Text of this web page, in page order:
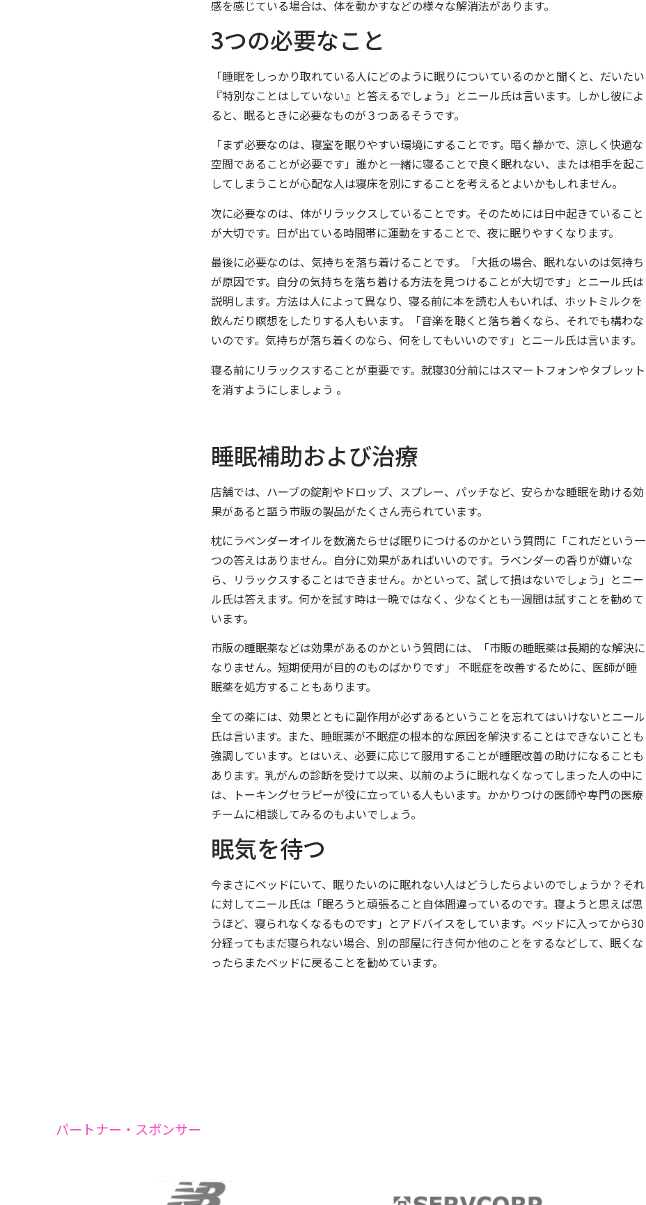
感を感じている場合は、体を動かすなどの様々な解消法があります。
3つの必要なこと
「睡眠をしっかり取れている人にどのように眠りについているのかと聞くと、だいたい
『特別なことはしていない』と答えるでしょう」とニール氏は言います。しかし彼によ
ると、眠るときに必要なものが３つあるそうです。
「まず必要なのは、寝室を眠りやすい環境にすることです。暗く静かで、涼しく快適な
空間であることが必要です」誰かと一緒に寝ることで良く眠れない、または相手を起こ
してしまうことが心配な人は寝床を別にすることを考えるとよいかもしれません。
次に必要なのは、体がリラックスしていることです。そのためには日中起きていること
が大切です。日が出ている時間帯に運動をすることで、夜に眠りやすくなります。
最後に必要なのは、気持ちを落ち着けることです。「大抵の場合、眠れないのは気持ち
が原因です。自分の気持ちを落ち着ける方法を見つけることが大切です」とニール氏は
説明します。方法は人によって異なり、寝る前に本を読む人もいれば、ホットミルクを
飲んだり瞑想をしたりする人もいます。「音楽を聴くと落ち着くなら、それでも構わな
いのです。気持ちが落ち着くのなら、何をしてもいいのです」とニール氏は言います。
寝る前にリラックスすることが重要です。就寝30分前にはスマートフォンやタブレット
を消すようにしましょう 。
睡眠補助および治療
店舗では、ハーブの錠剤やドロップ、スプレー、パッチなど、安らかな睡眠を助ける効
果があると謳う市販の製品がたくさん売られています。
枕にラベンダーオイルを数滴たらせば眠りにつけるのかという質問に「これだという一
つの答えはありません。自分に効果があればいいのです。ラベンダーの香りが嫌いな
ら、リラックスすることはできません。かといって、試して損はないでしょう」とニー
ル氏は答えます。何かを試す時は一晩ではなく、少なくとも一週間は試すことを勧めて
います。
市販の睡眠薬などは効果があるのかという質問には、「市販の睡眠薬は長期的な解決に
なりません。短期使用が目的のものばかりです」 不眠症を改善するために、医師が睡
眠薬を処方することもあります。
全ての薬には、効果とともに副作用が必ずあるということを忘れてはいけないとニール
氏は言います。また、睡眠薬が不眠症の根本的な原因を解決することはできないことも
強調しています。とはいえ、必要に応じて服用することが睡眠改善の助けになることも
あります。乳がんの診断を受けて以来、以前のように眠れなくなってしまった人の中に
は、トーキングセラピーが役に立っている人もいます。かかりつけの医師や専門の医療
チームに相談してみるのもよいでしょう。
眠気を待つ
今まさにベッドにいて、眠りたいのに眠れない人はどうしたらよいのでしょうか？それ
に対してニール氏は「眠ろうと頑張ること自体間違っているのです。寝ようと思えば思
うほど、寝られなくなるものです」とアドバイスをしています。ベッドに入ってから30
分経ってもまだ寝られない場合、別の部屋に行き何か他のことをするなどして、眠くな
ったらまたベッドに戻ることを勧めています。
パートナー・スポンサー